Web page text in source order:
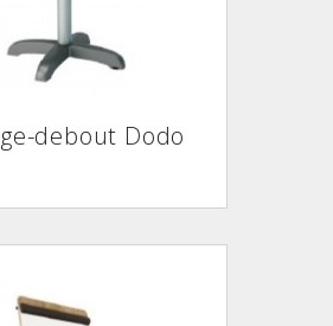
debout Dodo